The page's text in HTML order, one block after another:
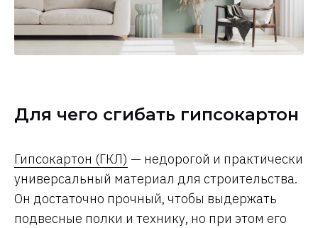
Для чего сгибать гипсокартон
Гипсокартон (ГКЛ) — недорогой и практически
универсальный материал для строительства.
Он достаточно прочный, чтобы выдержать
подвесные полки и технику, но при этом его